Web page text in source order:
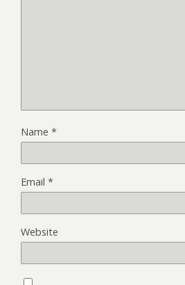
Name *
Email *
Website